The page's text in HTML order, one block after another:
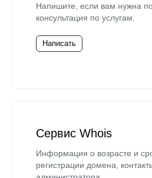
Напишите, если вам нужна
консультация по услугам.
Написать
Сервис Whois
Информация о возрасте и
регистрации домена,